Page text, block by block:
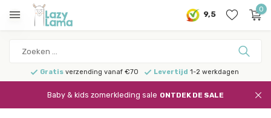
9,5
0
Gratis verzending vanaf €70 Levertijd 1-2 werkdagen
Baby & kids zomerkleding sale ONTDEK DE SALE